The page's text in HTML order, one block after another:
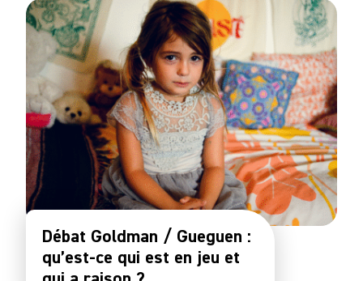
Débat Goldman / Gueguen :
qu’est-ce qui est en jeu et